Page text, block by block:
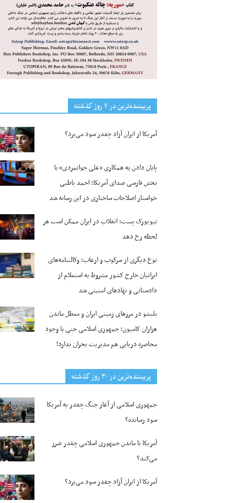
پربیننده‌ترین‌ در ۷ روز گذشته
آمریکا از ایران آزاد چقدر سود می‌برد؟
پایان دادن به همکاری «علی جوانمردی» با
بخش فارسی صدای آمریکا؛ احمد باطبی
خواستار اصلاحات ساختاری در این رسانه شد
نیویورک پست: انقلاب در ایران ممکن است هر
لحظه رخ دهد
نوع دیگری از سرکوب و ارعاب؛ وکالتنامه‌های
ایرانیان خارج کشور مشروط به استعلام از
دادستانی و نهادهای امنیتی شد
بلبشو در مرزهای زمینی ایران و معطل ماندن
هزاران کامیون؛ جمهوری اسلامی حتی با وجود
محاصره دریایی هم مدیریت بحران ندارد!
پربیننده‌ترین‌ در ۳۰ روز گذشته
جمهوری اسلامی از آغاز جنگ چقدر به آمریکا
سود رسانده؟
آمریکا با ماندن جمهوری اسلامی چقدر ضرر
می‌کند؟
آمریکا از ایران آزاد چقدر سود می‌برد؟